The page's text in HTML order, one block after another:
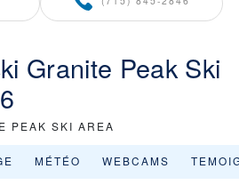
Granite Peak Ski
PEAK SKI AREA
MÉTÉO WEBCAMS